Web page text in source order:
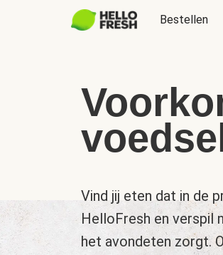
Bestellen
Vind jij eten dat in de
HelloFresh en verspil
het avondeten zorgt.